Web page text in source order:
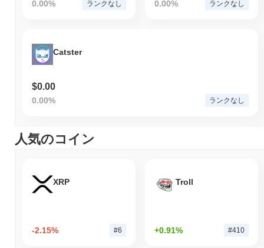
0.00% ランクなし 0.00% ランクなし
Catster
$0.00
0.00% ランクなし
人気のコイン
XRP
-2.15% #6
Troll
+0.91% #410